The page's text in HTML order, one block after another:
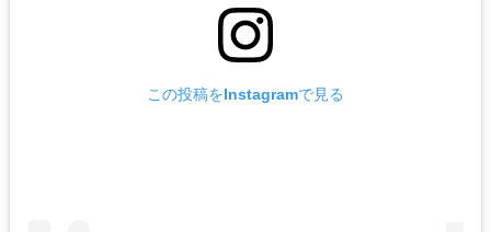
この投稿をInstagramで見る